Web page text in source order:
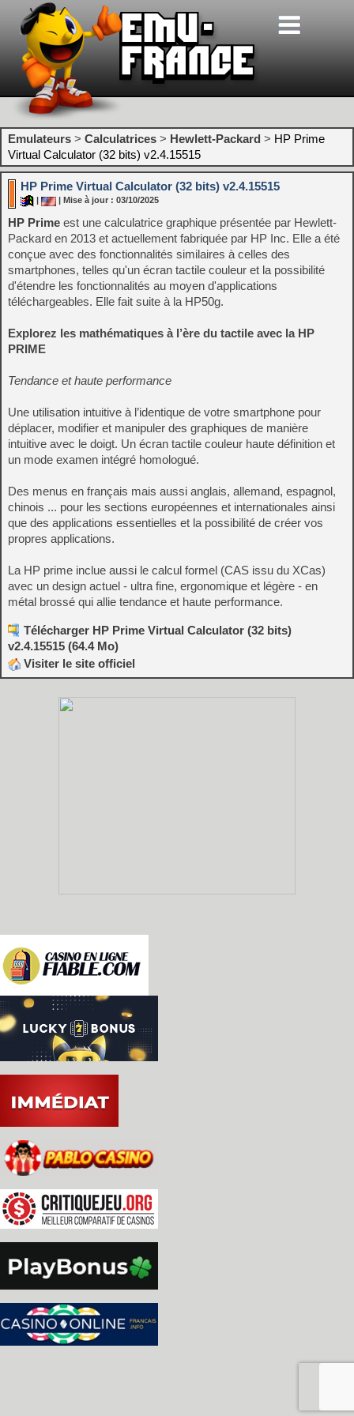
Emulateurs > Calculatrices > Hewlett-Packard > HP Prime
Virtual Calculator (32 bits) v2.4.15515
HP Prime Virtual Calculator (32 bits) v2.4.15515
| Mise à jour : 03/10/2025
HP Prime est une calculatrice graphique présentée par Hewlett-
Packard en 2013 et actuellement fabriquée par HP Inc. Elle a été
conçue avec des fonctionnalités similaires à celles des
smartphones, telles qu'un écran tactile couleur et la possibilité
d'étendre les fonctionnalités au moyen d'applications
téléchargeables. Elle fait suite à la HP50g.
Explorez les mathématiques à l’ère du tactile avec la HP
PRIME
Tendance et haute performance
Une utilisation intuitive à l’identique de votre smartphone pour
déplacer, modifier et manipuler des graphiques de manière
intuitive avec le doigt. Un écran tactile couleur haute définition et
un mode examen intégré homologué.
Des menus en français mais aussi anglais, allemand, espagnol,
chinois ... pour les sections européennes et internationales ainsi
que des applications essentielles et la possibilité de créer vos
propres applications.
La HP prime inclue aussi le calcul formel (CAS issu du XCas)
avec un design actuel - ultra fine, ergonomique et légère - en
métal brossé qui allie tendance et haute performance.
Télécharger HP Prime Virtual Calculator (32 bits)
v2.4.15515 (64.4 Mo)
Visiter le site officiel